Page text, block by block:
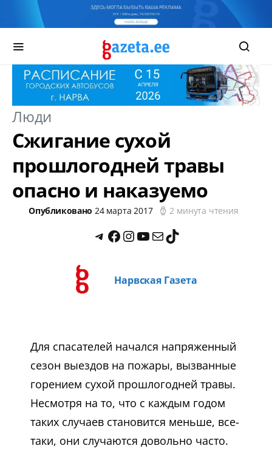
Люди
Сжигание сухой
прошлогодней травы
опасно и наказуемо
Опубликовано 24 марта 2017 2 минута чтения
Нарвская Газета
Для спасателей начался напряженный
сезон выездов на пожары, вызванные
горением сухой прошлогодней травы.
Несмотря на то, что с каждым годом
таких случаев становится меньше, все-
таки, они случаются довольно часто.